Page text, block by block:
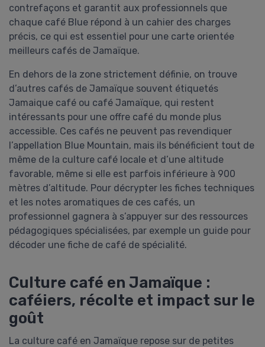
contrefaçons et garantit aux professionnels que
chaque café Blue répond à un cahier des charges
précis, ce qui est essentiel pour une carte orientée
meilleurs cafés de Jamaïque.
En dehors de la zone strictement définie, on trouve
d’autres cafés de Jamaïque souvent étiquetés
Jamaique café ou café Jamaïque, qui restent
intéressants pour une offre café du monde plus
accessible. Ces cafés ne peuvent pas revendiquer
l’appellation Blue Mountain, mais ils bénéficient tout de
même de la culture café locale et d’une altitude
favorable, même si elle est parfois inférieure à 900
mètres d’altitude. Pour décrypter les fiches techniques
et les notes aromatiques de ces cafés, un
professionnel gagnera à s’appuyer sur des ressources
pédagogiques spécialisées, par exemple un guide pour
décoder une fiche de café de spécialité.
Culture café en Jamaïque :
caféiers, récolte et impact sur le
goût
La culture café en Jamaïque repose sur de petites